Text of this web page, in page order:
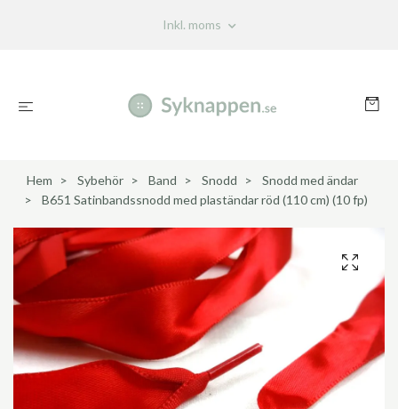
Inkl. moms
Hem Sybehör Band Snodd
Snodd med ändar
B651 Satinbandssnodd med plaständar röd (110 cm) (10 fp)